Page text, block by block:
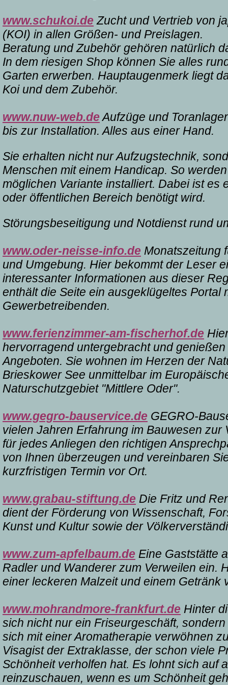
www.schukoi.de Zucht und Vertrieb von
(KOI) in allen Größen- und Preislagen.
Beratung und Zubehör gehören natürlich
In dem riesigen Shop können Sie alles
Garten erwerben. Hauptaugenmerk liegt
Koi und dem Zubehör.
www.nuw-web.deAufzüge und
bis zur Installation. Alles aus einer Hand.
Sie erhalten nicht nur Aufzugstechnik,
Menschen mit einem Handicap. So
möglichen Variante installiert. Dabei ist es
oder öffentlichen Bereich benötigt wird.
Störungsbeseitigung und Notdienst rund
www.oder-neisse-info.de Monatszeitung
und Umgebung. Hier bekommt der Leser
interessanter Informationen aus dieser
enthält die Seite ein ausgeklügeltes Portal
Gewerbetreibenden.
www.ferienzimmer-am-fischerhof.de
hervorragend untergebracht und
Angeboten. Sie wohnen im Herzen der
Brieskower See unmittelbar im
Naturschutzgebiet "Mittlere Oder".
www.gegro-bauservice.de GEGRO-
vielen Jahren Erfahrung im Bauwesen zur
für jedes Anliegen den richtigen
von Ihnen überzeugen und vereinbaren
kurzfristigen Termin vor Ort.
www.grabau-stiftung.de Die Fritz und
dient der Förderung von Wissenschaft,
Kunst und Kultur sowie der
www.zum-apfelbaum.de Eine Gaststätte
Radler und Wanderer zum Verweilen ein.
einer leckeren Malzeit und einem Getränk
www.mohrandmore-frankfurt.de Hinter
sich nicht nur ein Friseurgeschäft,
sich mit einer Aromatherapie verwöhnen
Visagist der Extraklasse, der schon viele
Schönheit verholfen hat. Es lohnt sich auf
reinzuschauen, wenn es um Schönheit